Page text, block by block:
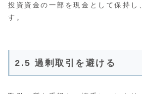
投資資金の一部を現金として保持し
す。
2.5 過剰取引を避ける